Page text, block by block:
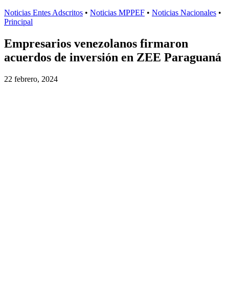
Noticias Entes Adscritos • Noticias MPPEF • Noticias Nacionales •
Principal
Empresarios venezolanos firmaron
acuerdos de inversión en ZEE Paraguaná
22 febrero, 2024